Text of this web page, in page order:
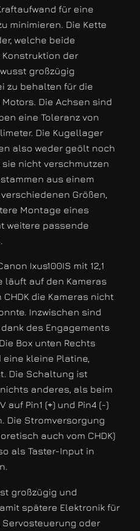
für eine
minimieren. Die Kette
welche beide
der
großzügig
zu behalten für die
Die Achsen sind
eine Toleranz von
Die Kugellager
also weder geölt noch
nicht verschmutzen
aus einem
Größen,
Montage eines
weitere passende
Ixus100IS mit 12,1
läuft auf den Kameras
die Kameras nicht
Inzwischen sind
des Engagements
Box unten Rechts
kleine Platine,
Die Schaltung ist
anderes, als beim
Pin1 (+) und Pin4 (-)
Die Stromversorgung
auch vom CHDK)
als Taster-Input in
großzügig und
spätere Elektronik für
oder